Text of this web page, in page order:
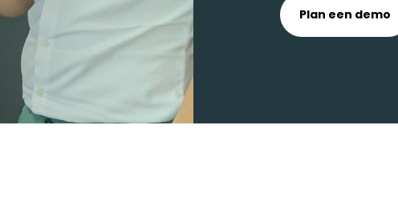
Plan een demo